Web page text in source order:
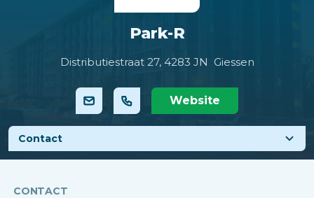
Park-R
Distributiestraat 27, 4283 JN Giessen
Website
Contact
CONTACT